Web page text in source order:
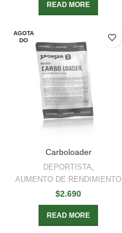
READ MORE
AGOTA
DO
Carboloader
DEPORTISTA,
AUMENTO DE RENDIMIENTO
$2.690
READ MORE